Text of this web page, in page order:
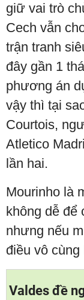
giữ vai trò
Cech vẫn
trận tranh
đây gần 1
phương án
vậy thì tại
Courtois,
Atletico
lần hai.
Mourinho là
không dễ để
nhưng nếu
điều vô cùng
Valdes đề